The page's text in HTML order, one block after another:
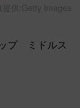
提供:Getty Images
プ ミドルス